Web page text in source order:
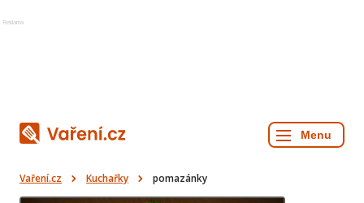
Reklama
Vaření.cz Kuchařky pomazánky